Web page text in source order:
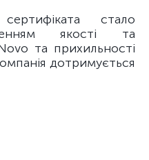
стало
якості та
та прихильності
дотримується